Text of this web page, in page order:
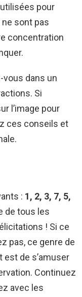
pour
sont pas
concentration
vous dans un
Si
l’image pour
ces conseils et
: 1, 2, 3, 7, 5,
de tous les
! Si ce
pas, ce genre de
est de s’amuser
Continuez
avec les